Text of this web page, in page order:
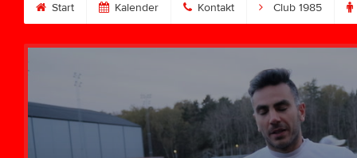
Start Kalender Kontakt Club 1985